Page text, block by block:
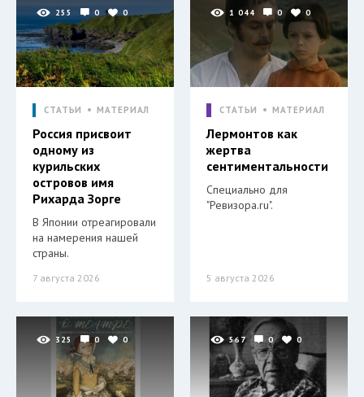
255 0 0
СТАТЬИ МАТЕРИАЛ
Россия присвоит
одному из
курильских
островов имя
Рихарда Зорге
В Японии отреагировали
на намерения нашей
страны.
7 августа 2026
1 044 0 0
СТАТЬИ МАТЕРИАЛ
Лермонтов как
жертва
сентиментальности
Специально для
"Ревизора.ru".
5 августа 2026
325 0 0 567 0 0